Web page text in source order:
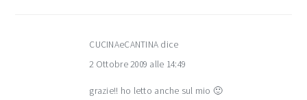
CUCINAeCANTINA dice
2 Ottobre 2009 alle 14:49
grazie!! ho letto anche sul mio 🙂